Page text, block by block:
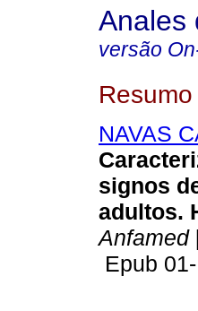
Anales
versão
Resumo
NAVAS
signos
adultos.
Anfamed
Epub